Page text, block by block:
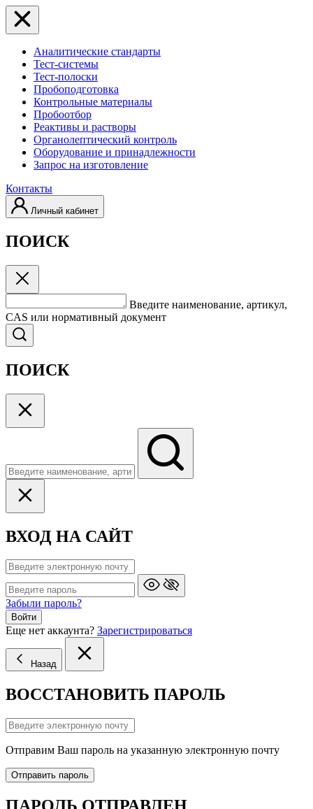
Аналитические стандарты
Тест-системы
Тест-полоски
Пробоподготовка
Контрольные материалы
Пробоотбор
Реактивы и растворы
Органолептический контроль
Оборудование и принадлежности
Запрос на изготовление
Контакты
Личный кабинет
ПОИСК
Введите наименование, артикул,
CAS или нормативный документ
ПОИСК
ВХОД НА САЙТ
Забыли пароль?
Войти
Еще нет аккаунта? Зарегистрироваться
Назад
ВОССТАНОВИТЬ ПАРОЛЬ
Отправим Ваш пароль на указанную электронную почту
Отправить пароль